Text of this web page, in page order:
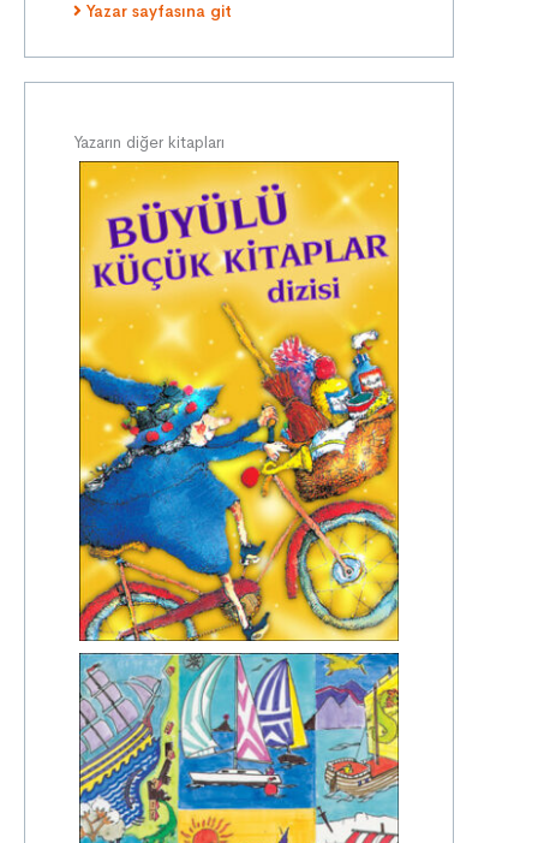
Yazar sayfasına git
Yazarın diğer kitapları